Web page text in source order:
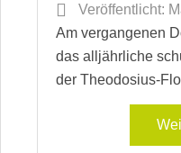
Veröffentlicht:
Am vergangenen
das alljährliche
der Theodosius-